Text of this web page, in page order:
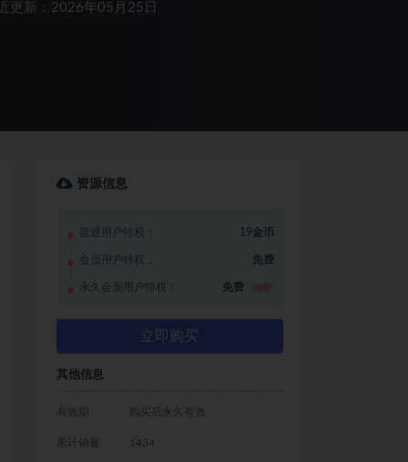
更新：2026年05月25日
资源信息
普通用户特权： 19金币
会员用户特权： 免费
永久会员用户特权： 免费
立即购买
其他信息
有效期 购买后永久有效
累计销量 1434